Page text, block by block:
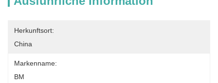
Herkunftsort:
China
Markenname:
BM